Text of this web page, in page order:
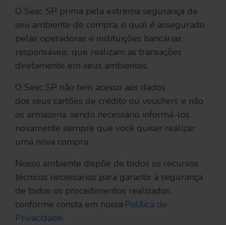
O Sesc SP prima pela extrema segurança de
seu ambiente de compra, o qual é assegurado
pelas operadoras e instituições bancárias
responsáveis, que realizam as transações
diretamente em seus ambientes.
O Sesc SP não tem acesso aos dados
dos seus cartões de crédito ou vouchers e não
os armazena, sendo necessário informá-los
novamente sempre que você quiser realizar
uma nova compra.
Nosso ambiente dispõe de todos os recursos
técnicos necessários para garantir a segurança
de todos os procedimentos realizados,
conforme consta em nossa Política de
Privacidade.